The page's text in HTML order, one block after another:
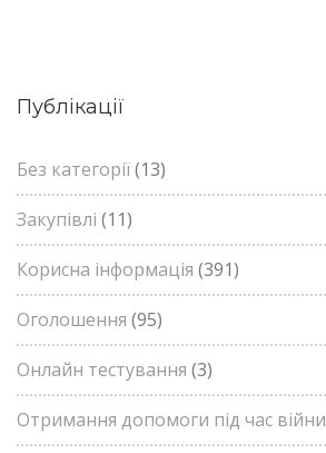
Публікації
Без категорії(13)
Закупівлі (11)
Корисна інформація (391)
Оголошення (95)
Онлайн тестування (3)
Отримання допомоги під час війни